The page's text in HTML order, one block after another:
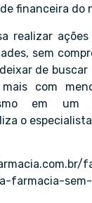
financeira do
realizar
sem
de
com
em
o
farmacia-